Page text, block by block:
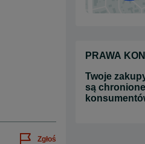
Zgłoś
PRAWA
Twoje
są